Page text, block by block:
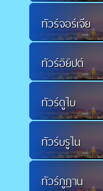
ทัวร์จอร์เจีย
ทัวร์อิยิปต์
ทัวร์ดูไบ
ทัวร์บรูไน
ทัวร์ภูฏาน